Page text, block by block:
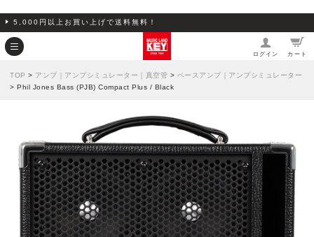
5,000円以上お買い上げで送料無料！
ログイン カート
TOP > アンプ｜アンプシミュレーター｜真空管 > ベースアンプ｜アンプシミュレーター
> Phil Jones Bass (PJB) Compact Plus / Black